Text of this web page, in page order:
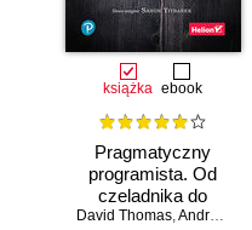
książka ebook
Pragmatyczny
programista. Od
czeladnika do
mistrza. Wydanie II
David Thomas,Andrew Hunt